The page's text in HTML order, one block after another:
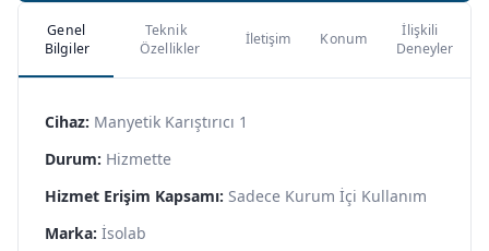
Genel
Bilgiler
Teknik
Özellikler
İletişim Konum
İlişkili
Deneyler
Cihaz: Manyetik Karıştırıcı 1
Durum: Hizmette
Hizmet Erişim Kapsamı: Sadece Kurum İçi Kullanım
Marka: İsolab